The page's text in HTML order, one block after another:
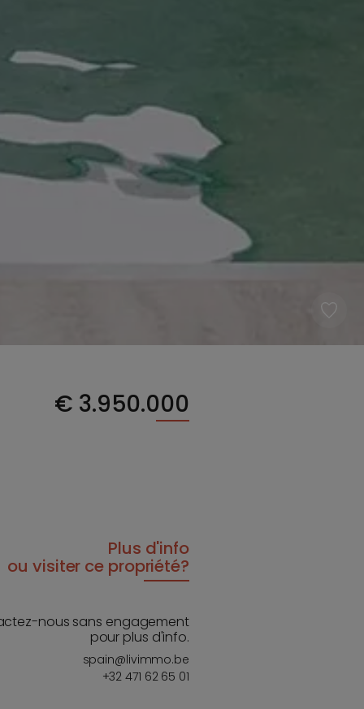
€ 3.950.000
Plus d'info
ou visiter ce propriété?
nous sans engagement
pour plus d'info.
spain@livimmo.be
+32 471 62 65 01